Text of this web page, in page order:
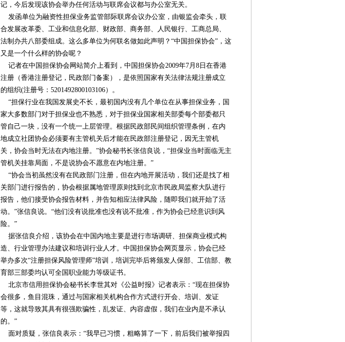
第05版
第06版
第07版
第08版
记，今后发现该协会举办任何活动与联席会议都与办公室无关。
发函单位为融资性担保业务监管部际联席会议办公室，由银监会牵头，联
合发展改革委、工业和信息化部、财政部、商务部、人民银行、工商总局、
法制办共八部委组成。这么多单位为何联名做如此声明？“中国担保协会”，这
又是一个什么样的协会呢？
记者在中国担保协会网站简介上看到，中国担保协会2009年7月8日在香港
注册（香港注册登记，民政部门备案），是依照国家有关法律法规注册成立
的组织(注册号：5201492800103106）。
“担保行业在我国发展史不长，最初国内没有几个单位在从事担保业务，国
家大多数部门对于担保业也不熟悉，对于担保业国家相关部委每个部委都只
管自己一块，没有一个统一上层管理。根据民政部民间组织管理条例，在内
地成立社团协会必须要有主管机关后才能在民政部注册登记，因无主管机
关，协会当时无法在内地注册。”协会秘书长张信良说，“担保业当时面临无主
管机关挂靠局面，不是说协会不愿意在内地注册。”
“协会当初虽然没有在民政部门注册，但在内地开展活动，我们还是找了相
关部门进行报告的，协会根据属地管理原则找到北京市民政局监察大队进行
报告，他们接受协会报告材料，并告知相应法律风险，随即我们就开始了活
动。”张信良说。“他们没有说批准也没有说不批准，作为协会已经意识到风
险。”
据张信良介绍，该协会在中国内地主要是进行市场调研、担保商业模式构
造、行业管理办法建议和培训行业人才。中国担保协会网页显示，协会已经
举办多次“注册担保风险管理师”培训，培训完毕后将颁发人保部、工信部、教
育部三部委均认可全国职业能力等级证书。
北京市信用担保协会秘书长李世其对《公益时报》记者表示：“现在担保协
会很多，鱼目混珠，通过与国家相关机构合作方式进行开会、培训、发证
等，这就导致其具有很强欺骗性，乱发证、内容虚假，我们在业内是不承认
的。”
面对质疑，张信良表示：“我早已习惯，粗略算了一下，前后我们被举报四